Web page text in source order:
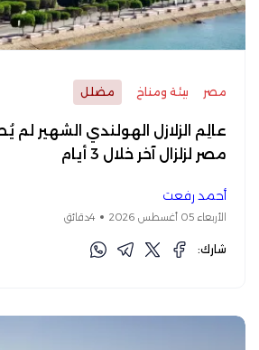
مصر بيئة ومناخ مضلل
عالِم الزلازل الهولندي الشهير
مصر لزلزال آخر خلال 3 أيام
أحمد رفعت
الأربعاء 05 أغسطس 2026 4دقائق
شارك: